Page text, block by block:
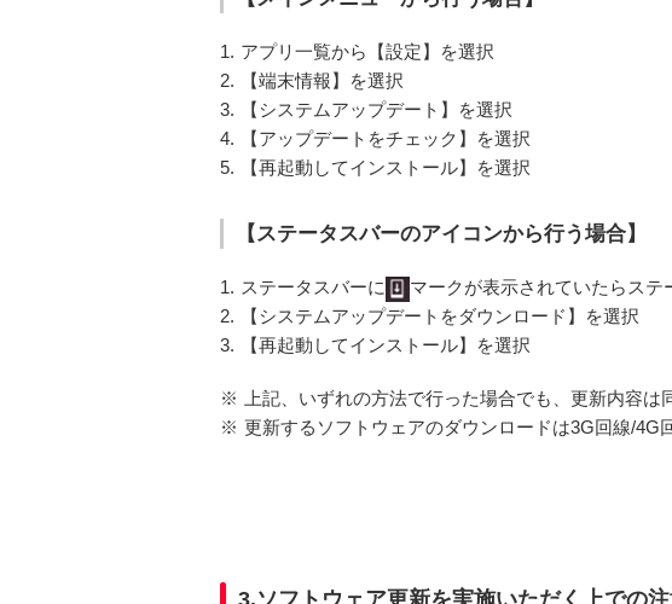
1. アプリ一覧から【設定】を選択
2.
【端末情報】を選択
3.
【システムアップデート】を選択
4.
【アップデートをチェック】を選択
5.
【再起動してインストール】を選択
【ステータスバーのアイコンから行う場合】
1. ステータスバーに
マークが表示されていたらステ
2.
【システムアップデートをダウンロード】を選択
3.
【再起動してインストール】を選択
※
上記、いずれの方法で行った場合でも、更新内容は
※ 更新するソフトウェアのダウンロードは3G回線/4G
3.ソフトウェア更新を実施いただく上での